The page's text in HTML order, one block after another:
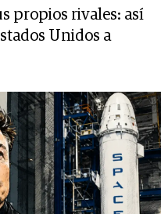
propios rivales: así
Unidos a